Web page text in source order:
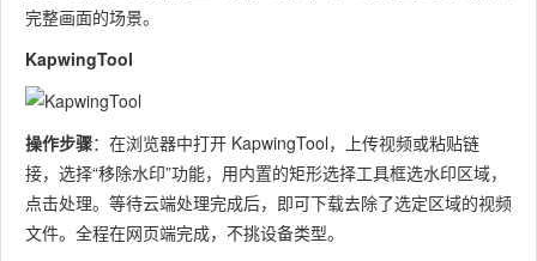
完整画面的场景。
KapwingTool
操作步骤：在浏览器中打开 KapwingTool，上传视频或粘贴链
接，选择“移除水印”功能，用内置的矩形选择工具框选水印区域，
点击处理。等待云端处理完成后，即可下载去除了选定区域的视频
文件。全程在网页端完成，不挑设备类型。